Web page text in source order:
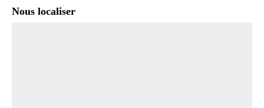
Nous localiser